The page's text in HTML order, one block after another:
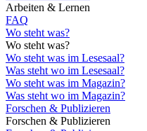
Arbeiten & Lernen
FAQ
Wo steht was?
Wo steht was?
Wo steht was im Lesesaal?
Was steht wo im Lesesaal?
Wo steht was im Magazin?
Was steht wo im Magazin?
Forschen & Publizieren
Forschen & Publizieren